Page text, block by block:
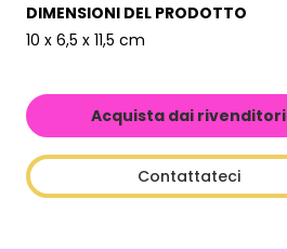
DIMENSIONI DEL PRODOTTO
10 x 6,5 x 11,5 cm
Acquista dai rivenditori
Contattateci